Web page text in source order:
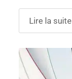
Lire la suite